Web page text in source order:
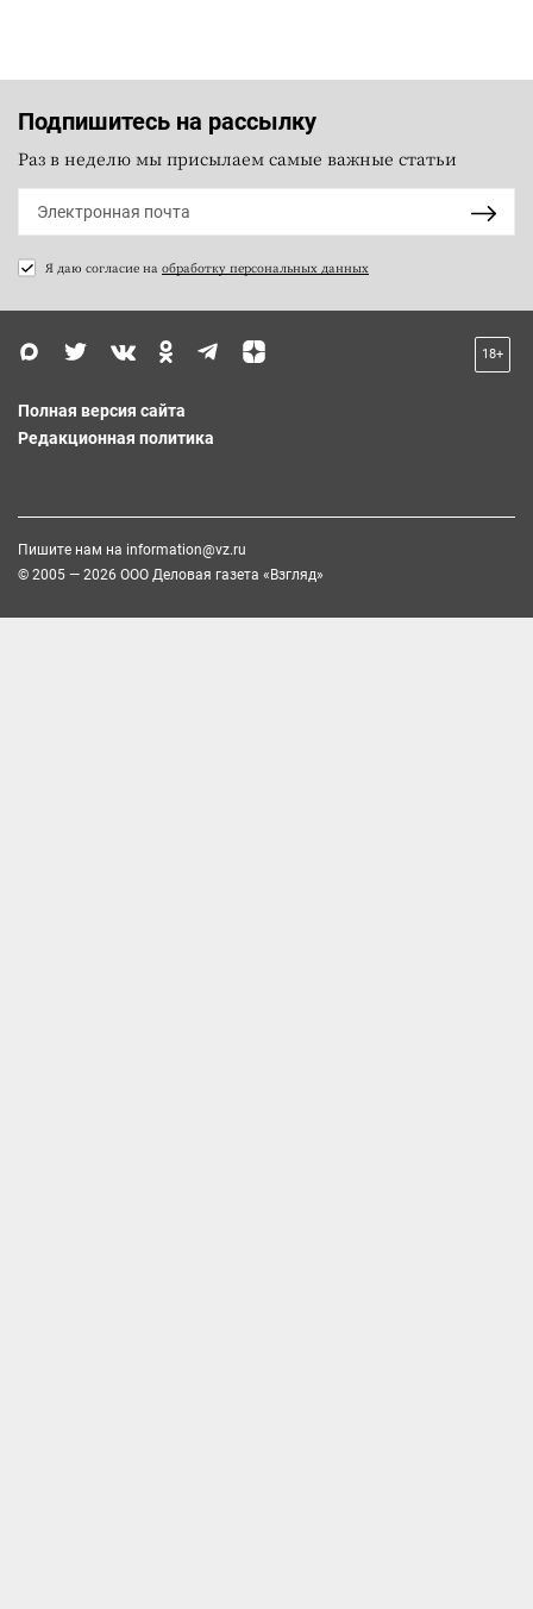
Подпишитесь на рассылку
Раз в неделю мы присылаем самые важные статьи
Я даю согласие на обработку персональных данных
18+
Полная версия сайта
Редакционная политика
Пишите нам на information@vz.ru
© 2005 — 2026 ООО Деловая газета «Взгляд»